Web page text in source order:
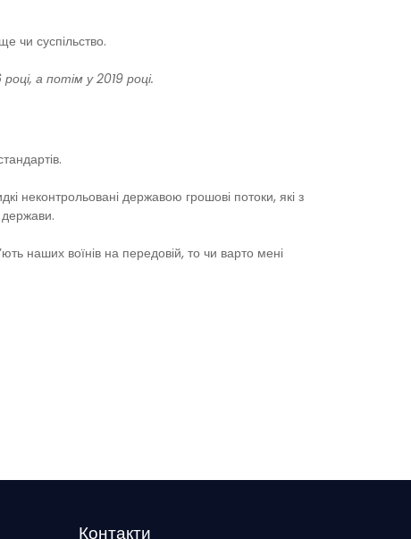
чи суспільство.
а потім у 2019 році.
неконтрольовані державою грошові потоки, які з
держави.
наших воїнів на передовій, то чи варто мені
Контакти